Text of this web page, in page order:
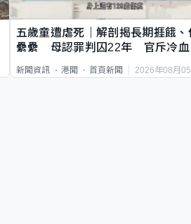
五歲童遭虐死｜解剖揭長期捱餓、
纍纍 母認罪判囚22年 官斥冷血
類案最惡劣
新聞資訊 港聞 首頁新聞 2026年08月